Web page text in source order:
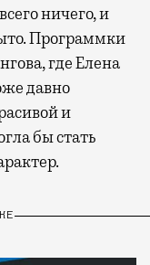
ничего, и
Программки
где Елена
давно
и
бы стать